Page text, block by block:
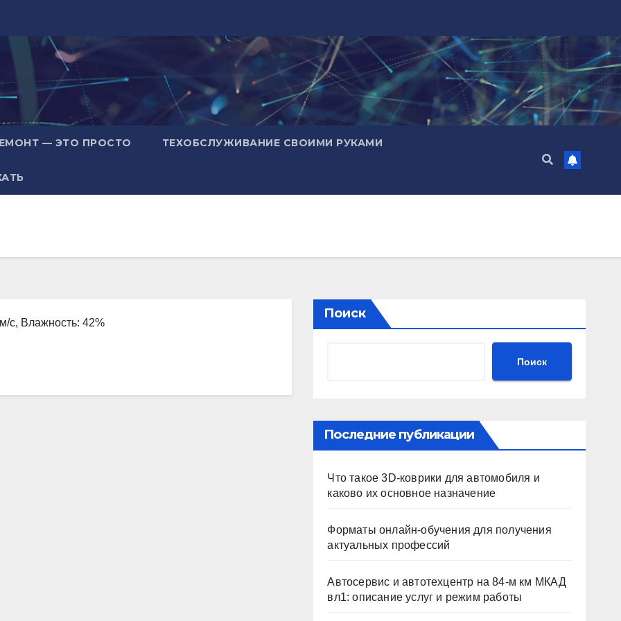
— ЭТО ПРОСТО ТЕХОБСЛУЖИВАНИЕ СВОИМИ РУКАМИ
с, Влажность: 42%
Поиск
Поиск
Последние публикации
Что такое 3D-коврики для автомобиля и
каково их основное назначение
Форматы онлайн-обучения для получения
актуальных профессий
Автосервис и автотехцентр на 84-м км МКАД
вл1: описание услуг и режим работы